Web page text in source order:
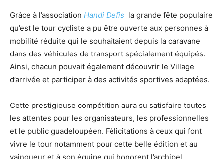
Grâce à l’association Handi Defis la grande fête populaire
qu’est le tour cycliste a pu être ouverte aux personnes à
mobilité réduite qui le souhaitaient depuis la caravane
dans des véhicules de transport spécialement équipés.
Ainsi, chacun pouvait également découvrir le Village
d’arrivée et participer à des activités sportives adaptées.
Cette prestigieuse compétition aura su satisfaire toutes
les attentes pour les organisateurs, les professionnelles
et le public guadeloupéen. Félicitations à ceux qui font
vivre le tour notamment pour cette belle édition et au
vainqueur et à son équipe qui honorent l’archipel.